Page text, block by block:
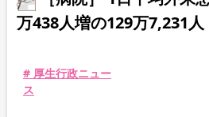
万438人増の129万7,231
# 厚生行政ニュー
ス